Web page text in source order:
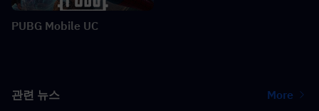
PUBG Mobile UC
관련 뉴스 More